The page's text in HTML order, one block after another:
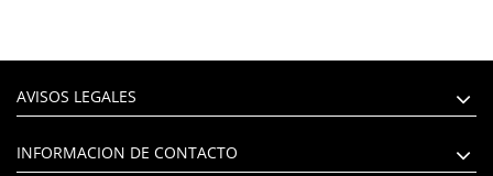
AVISOS LEGALES
INFORMACION DE CONTACTO